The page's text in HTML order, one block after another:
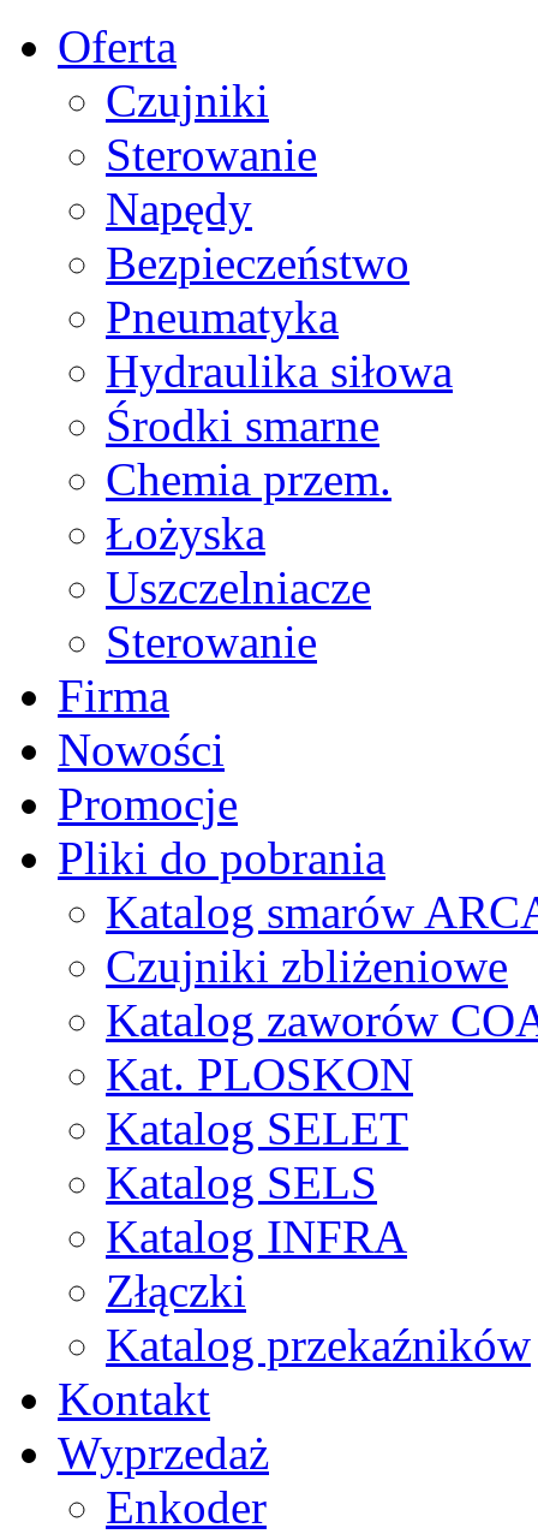
Oferta
Czujniki
Sterowanie
Napędy
Bezpieczeństwo
Pneumatyka
Hydraulika siłowa
Środki smarne
Chemia przem.
Łożyska
Uszczelniacze
Sterowanie
Firma
Nowości
Promocje
Pliki do pobrania
Katalog smarów
Czujniki zbliżeniowe
Katalog zaworów
Kat. PLOSKON
Katalog SELET
Katalog SELS
Katalog INFRA
Złączki
Katalog przekaźników
Kontakt
Wyprzedaż
Enkoder